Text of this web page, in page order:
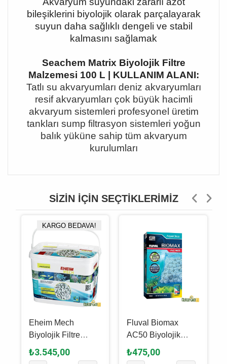
bileşiklerini biyolojik olarak parçalayarak
suyun daha sağlıklı dengeli ve stabil
kalmasını sağlamak
Seachem Matrix Biyolojik Filtre
Malzemesi 100 L | KULLANIM ALANI:
Tatlı su akvaryumları deniz akvaryumları
resif akvaryumları çok büyük hacimli
akvaryum sistemleri profesyonel üretim
tankları sump filtrasyon sistemleri yoğun
balık yüküne sahip tüm akvaryum
kurulumları
SIZIN İÇIN SEÇTIKLERIMIZ
KARGO BEDAVA!
Eheim Mech
Biyolojik Filtre
Malzemesi 5 L
₺3.545,00
Fluval Biomax
AC50 Biyolojik
Filtre Malzemesi 80
Gr
₺475,00